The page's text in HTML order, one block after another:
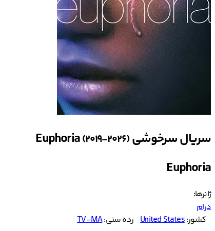
سریال سرخوشی Euphoria(2019-2026)
Euphoria
ژانرها:
درام
کشور:United States رده سنی:TV-MA